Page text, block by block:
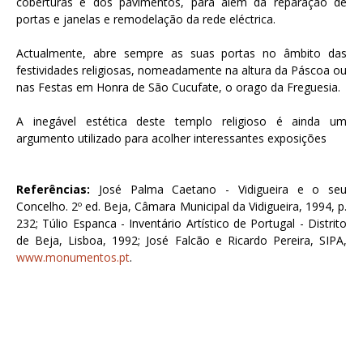
portas e janelas e remodelação da rede eléctrica.
Actualmente, abre sempre as suas portas no âmbito das
festividades religiosas, nomeadamente na altura da Páscoa ou
nas Festas em Honra de São Cucufate, o orago da Freguesia.
A inegável estética deste templo religioso é ainda um
argumento utilizado para acolher interessantes exposições
Referências: José Palma Caetano - Vidigueira e o seu
Concelho. 2º ed. Beja, Câmara Municipal da Vidigueira, 1994, p.
232; Túlio Espanca - Inventário Artístico de Portugal - Distrito
de Beja, Lisboa, 1992; José Falcão e Ricardo Pereira, SIPA,
www.monumentos.pt.